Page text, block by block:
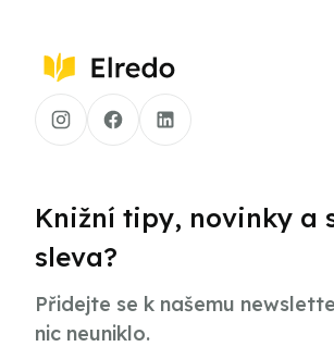
Knižní tipy, novinky a
sleva?
Přidejte se k našemu
nic neuniklo.